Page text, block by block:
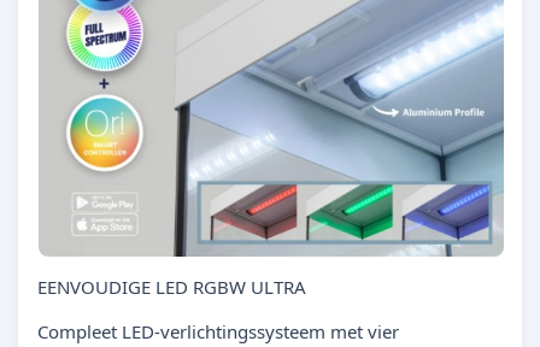
EENVOUDIGE LED RGBW ULTRA
Compleet LED-verlichtingssysteem met vier